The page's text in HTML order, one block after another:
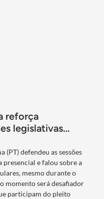
reforça
legislativas
de Goiás”
(PT) defendeu as sessões
e falou sobre a
mesmo durante o
momento será desafiador
participam do pleito